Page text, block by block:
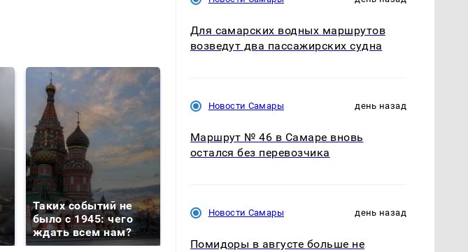
Таких событий не
было с 1945: чего
ждать всем нам?
В магазинах России
ажиотаж из-за этого
машину напали и
Для самарских водных маршрутов
возведут два пассажирских судна
Новости Самары день назад
Маршрут № 46 в Самаре вновь
остался без перевозчика
Новости Самары день назад
Помидоры в августе больше не